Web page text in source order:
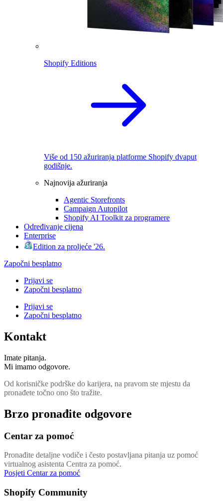
Shopify Editions
Više od 150 ažuriranja platforme Shopify dvaput
godišnje.
Najnovija ažuriranja
Agentic Storefronts
Campaign Autopilot
Shopify AI Toolkit za programere
Određivanje cijena
Enterprise
Edition za proljeće '26.
Započni besplatno
Prijavi se
Započni besplatno
Prijavi se
Započni besplatno
Kontakt
Imate pitanja.
Mi imamo odgovore.
Od korisničke podrške do karijera, na pravom ste mjestu da
pronađete točno ono što tražite.
Brzo pronađite odgovore
Centar za pomoć
Pronađite detaljne vodiče i često postavljana pitanja uz pomoć
virtualnog asistenta Centra za pomoć.
Posjeti Centar za pomoć
Shopify Community